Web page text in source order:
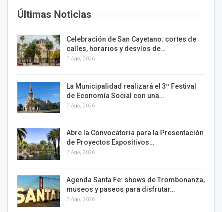
Últimas Noticias
Celebración de San Cayetano: cortes de
calles, horarios y desvíos de…
7 Ago, 2026
La Municipalidad realizará el 3º Festival
de Economía Social con una…
7 Ago, 2026
Abre la Convocatoria para la Presentación
de Proyectos Expositivos…
7 Ago, 2026
Agenda Santa Fe: shows de Trombonanza,
museos y paseos para disfrutar…
7 Ago, 2026